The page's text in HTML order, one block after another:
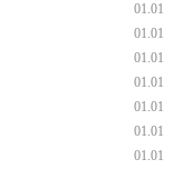
01.01
01.01
01.01
01.01
01.01
01.01
01.01